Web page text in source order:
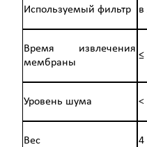
Используемый фильтр в
Время извлечения
мембраны
≤
Уровень шума <
Вес 4